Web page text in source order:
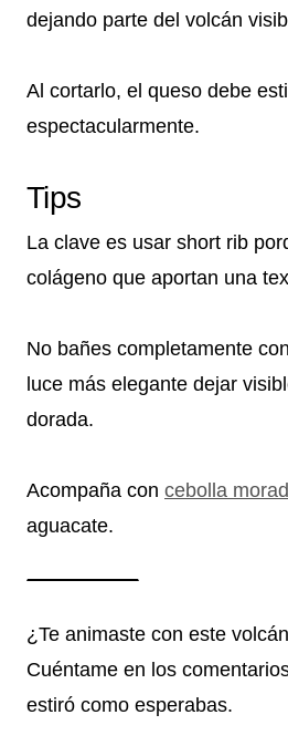
dejando parte del volcán
Al cortarlo, el queso debe
espectacularmente.
Tips
La clave es usar short rib
colágeno que aportan una
No bañes completamente
luce más elegante dejar
dorada.
Acompaña con cebolla
aguacate.
¿Te animaste con este
Cuéntame en los
estiró como esperabas.